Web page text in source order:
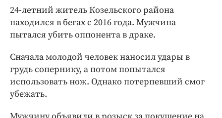
Экономика и бизнес
ПРОЕКТЫ
Издания
Медиаперсона
Интересное чтиво
24-летний житель Козельского района
находился в бегах с 2016 года. Мужчина
пытался убить оппонента в драке.
Сначала молодой человек наносил удары в
грудь сопернику, а потом попытался
использовать нож. Однако потерпевший смог
убежать.